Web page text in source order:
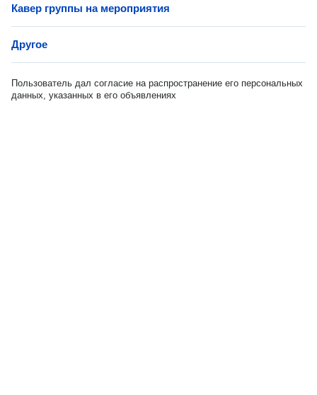
Кавер группы на мероприятия
Другое
Пользователь дал согласие на распространение его персональных
данных, указанных в его объявлениях